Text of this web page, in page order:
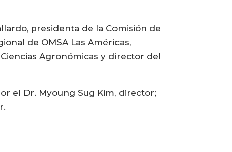
presidenta de la Comisión de
de OMSA Las Américas,
Agronómicas y director del
el Dr. Myoung Sug Kim, director;